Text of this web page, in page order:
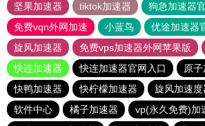
坚果加速器
tiktok加速器
狗急加速器
免费vqn外网加速
小蓝鸟 优途加速器
旋风加速器
免费vps加速器外网苹果版
快连加速器
快连加速器官网入口
原
快鸭加速器
快柠檬加速器 旋风加速度
软件中心
橘子加速器
vp(永久免费)加